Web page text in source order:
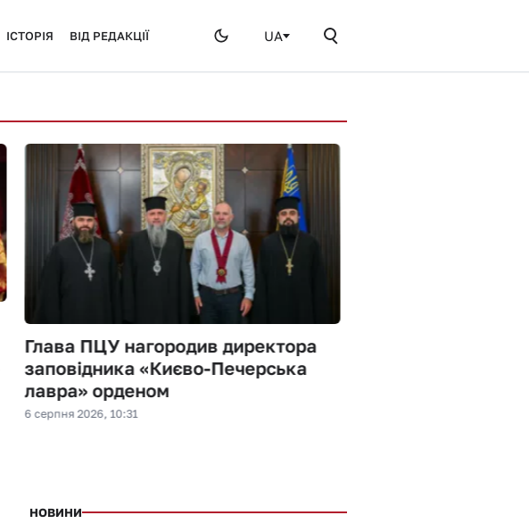
ІСТОРІЯ ВІД РЕДАКЦІЇ UA
Глава ПЦУ нагородив директора
заповідника «Києво-Печерська
лавра» орденом
6 серпня 2026, 10:31
НОВИНИ